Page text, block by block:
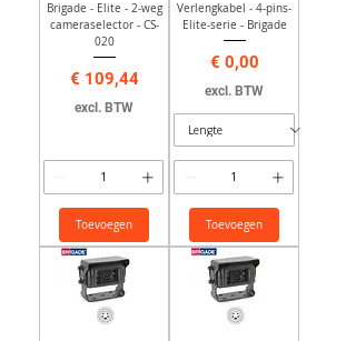
Brigade - Elite - 2-weg
cameraselector - CS-
020
Prijs
€ 109,44
excl. BTW
Toevoegen
Verlengkabel - 4-pins-
Elite-serie - Brigade
Prijs
€ 0,00
excl. BTW
Toevoegen